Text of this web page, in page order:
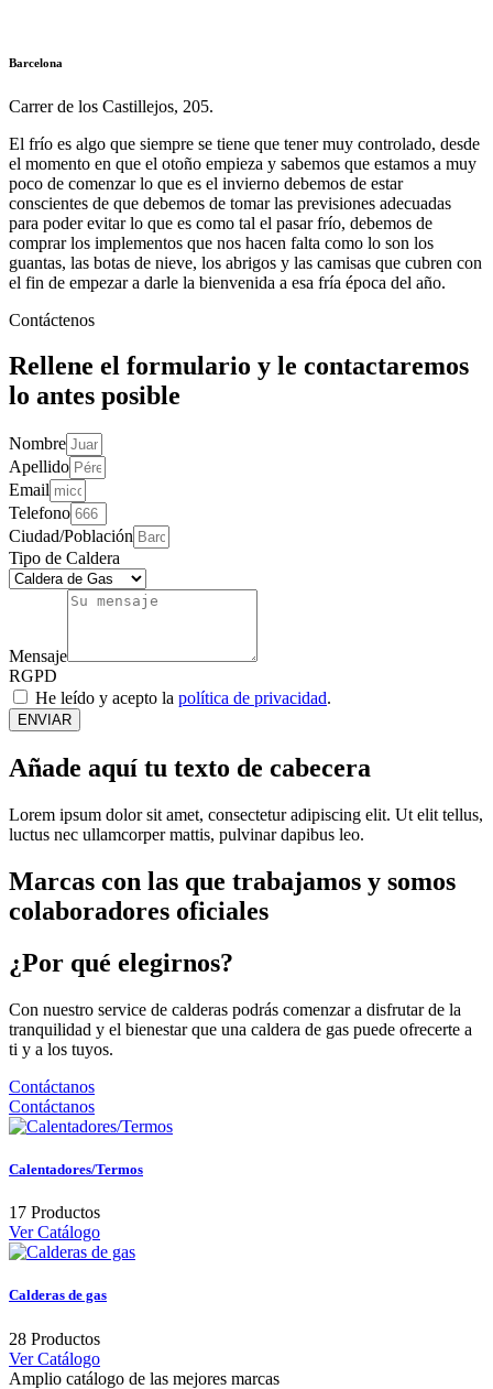
Barcelona
Carrer de los Castillejos, 205.
El frío es algo que siempre se tiene que tener muy controlado, desde
el momento en que el otoño empieza y sabemos que estamos a muy
poco de comenzar lo que es el invierno debemos de estar
conscientes de que debemos de tomar las previsiones adecuadas
para poder evitar lo que es como tal el pasar frío, debemos de
comprar los implementos que nos hacen falta como lo son los
guantas, las botas de nieve, los abrigos y las camisas que cubren con
el fin de empezar a darle la bienvenida a esa fría época del año.
Contáctenos
Rellene el formulario y le contactaremos
lo antes posible
Nombre
Apellido
Email
Telefono
Ciudad/Población
Tipo de Caldera
Mensaje
RGPD
He leído y acepto la política de privacidad.
ENVIAR
Añade aquí tu texto de cabecera
Lorem ipsum dolor sit amet, consectetur adipiscing elit. Ut elit tellus,
luctus nec ullamcorper mattis, pulvinar dapibus leo.
Marcas con las que trabajamos y somos
colaboradores oficiales
¿Por qué elegirnos?
Con nuestro service de calderas podrás comenzar a disfrutar de la
tranquilidad y el bienestar que una caldera de gas puede ofrecerte a
ti y a los tuyos.
Contáctanos
Contáctanos
Calentadores/Termos
17 Productos
Ver Catálogo
Calderas de gas
28 Productos
Ver Catálogo
Amplio catálogo de las mejores marcas